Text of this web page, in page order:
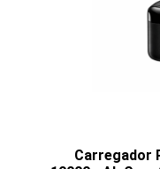
Carregador